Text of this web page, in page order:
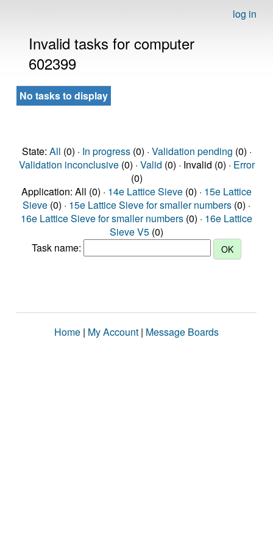
log in
Invalid tasks for computer
602399
No tasks to display
State: All (0) · In progress(0) · Validation pending (0) ·
Validation inconclusive(0) · Valid (0) · Invalid (0) · Error
(0)
Application: All (0) · 14e Lattice Sieve (0) · 15e Lattice
Sieve (0) · 15e Lattice Sieve for smaller numbers (0) ·
16e Lattice Sieve for smaller numbers (0) · 16e Lattice
Sieve V5 (0)
Task name:
Home | My Account | Message Boards